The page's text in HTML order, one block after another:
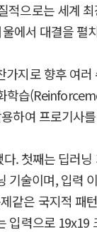
으로는 세계
에서 대결을 펼
지로 향후 여
학습
하여 프로기사
. 첫째는 딥러
술이며, 입력
같은 국지적 패
력으로 19x19